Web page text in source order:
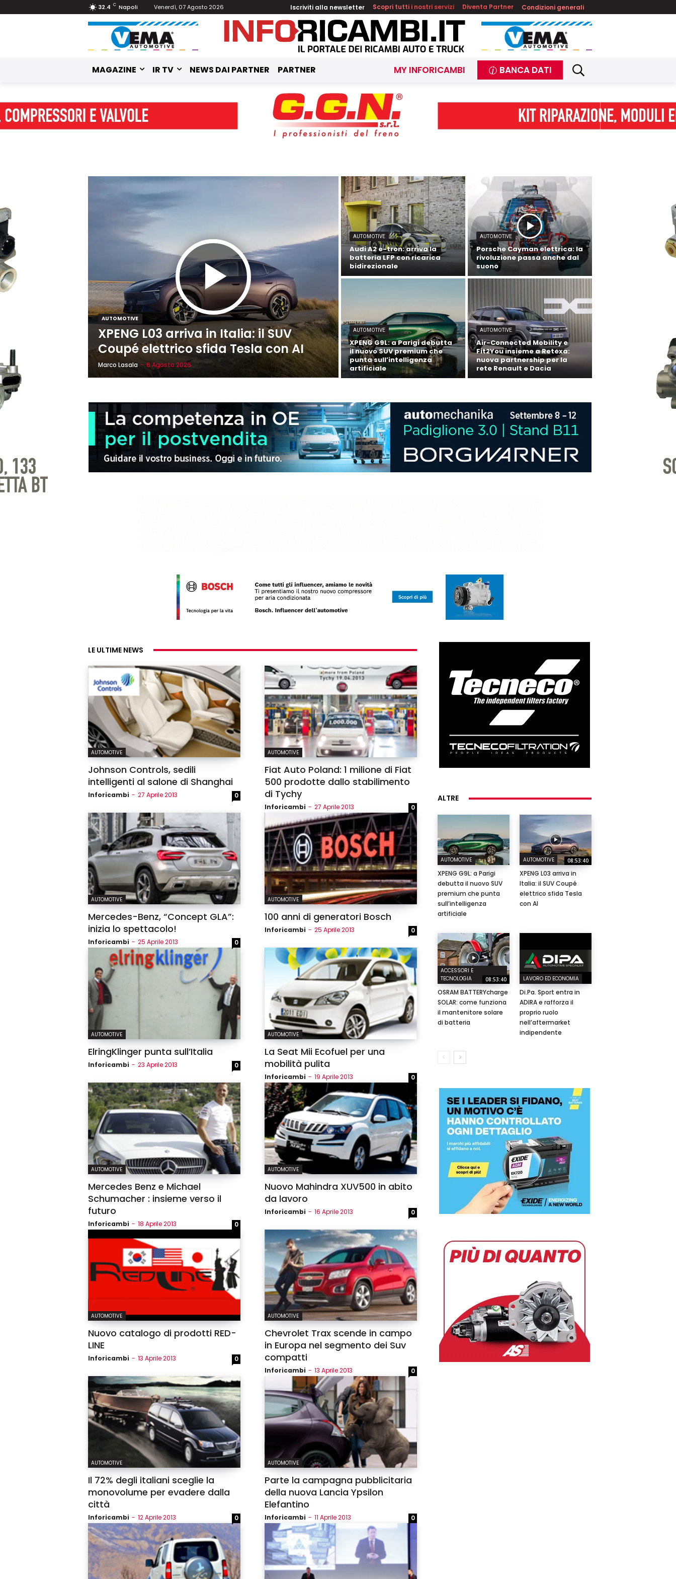
MY INFORICAMBI
Username
Password
Ricordami
Accedi
32.4 C Napoli Venerdì, 07 Agosto 2026 Iscriviti alla newsletter Scopri tutti i nostri servizi Diventa Partner Condizioni generali
MAGAZINE IR TV NEWS DAI PARTNER PARTNER MY INFORICAMBI BANCA DATI
AUTOMOTIVE
XPENG L03 arriva in Italia: il SUV
Coupé elettrico sfida Tesla con AI
Marco Lasala - 6 Agosto 2026
AUTOMOTIVE
Audi A2 e-tron: arriva la
batteria LFP con ricarica
bidirezionale
AUTOMOTIVE
Porsche Cayman elettrica: la
rivoluzione passa anche dal
suono
AUTOMOTIVE
XPENG G9L: a Parigi debutta
il nuovo SUV premium che
punta sull’intelligenza
artificiale
AUTOMOTIVE
Air-Connected Mobility e
Fit2You insieme a Retexa:
nuova partnership per la
rete Renault e Dacia
LE ULTIME NEWS
AUTOMOTIVE
Johnson Controls, sedili
intelligenti al salone di Shanghai
Inforicambi - 27 Aprile 2013 0
AUTOMOTIVE
Fiat Auto Poland: 1 milione di Fiat
500 prodotte dallo stabilimento
di Tychy
Inforicambi - 27 Aprile 2013 0
AUTOMOTIVE
Mercedes-Benz, “Concept GLA”:
inizia lo spettacolo!
Inforicambi - 25 Aprile 2013 0
AUTOMOTIVE
100 anni di generatori Bosch
Inforicambi - 25 Aprile 2013 0
AUTOMOTIVE
ElringKlinger punta sull’Italia
Inforicambi - 23 Aprile 2013 0
AUTOMOTIVE
La Seat Mii Ecofuel per una
mobilità pulita
Inforicambi - 19 Aprile 2013 0
AUTOMOTIVE
Mercedes Benz e Michael
Schumacher : insieme verso il
futuro
Inforicambi - 18 Aprile 2013 0
AUTOMOTIVE
Nuovo Mahindra XUV500 in abito
da lavoro
Inforicambi - 16 Aprile 2013 0
AUTOMOTIVE
Nuovo catalogo di prodotti RED-
LINE
Inforicambi - 13 Aprile 2013 0
AUTOMOTIVE
Chevrolet Trax scende in campo
in Europa nel segmento dei Suv
compatti
Inforicambi - 13 Aprile 2013 0
AUTOMOTIVE
Il 72% degli italiani sceglie la
monovolume per evadere dalla
città
Inforicambi - 12 Aprile 2013 0
AUTOMOTIVE
Parte la campagna pubblicitaria
della nuova Lancia Ypsilon
Elefantino
Inforicambi - 11 Aprile 2013 0
ALTRE
AUTOMOTIVE
XPENG G9L: a Parigi
debutta il nuovo SUV
premium che punta
sull’intelligenza
artificiale
AUTOMOTIVE 08:53:40
XPENG L03 arriva in
Italia: il SUV Coupé
elettrico sfida Tesla
con AI
ACCESSORI E
TECNOLOGIA
08:53:40
OSRAM BATTERYcharge
SOLAR: come funziona
il mantenitore solare
di batteria
LAVORO ED ECONOMIA
Di.Pa. Sport entra in
ADIRA e rafforza il
proprio ruolo
nell’aftermarket
indipendente